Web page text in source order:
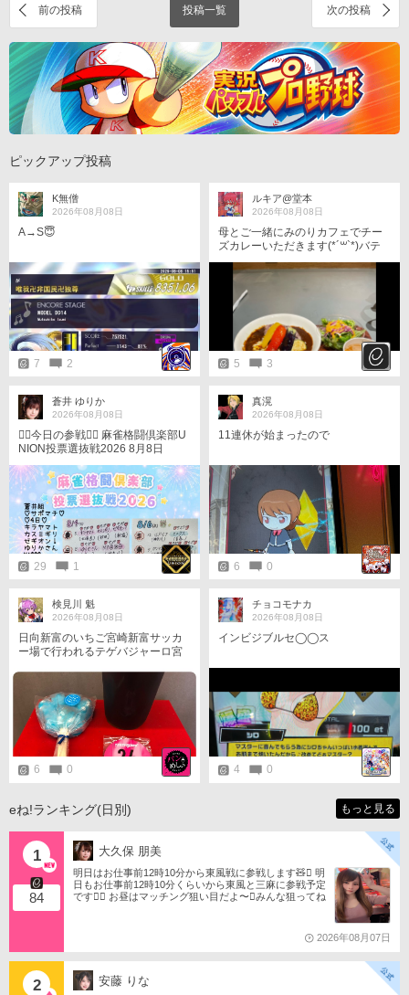
前の投稿 投稿一覧 次の投稿
ピックアップ投稿
K無僧
2026年08月08日
A→S😇
7 2
ルキア@堂本
2026年08月08日
母とご一緒にみのりカフェでチー
ズカレーいただきます(*´꒳`*)バテ
5 3
蒼井 ゆりか
2026年08月08日
★󾭨︎今日の参戦󾭨︎★ 麻雀格闘倶楽部U
NION投票選抜戦2026 8月8日
（土）󾠋️17時〜東風󾠋️17時30〜三麻
★󾭨︎★󾭨︎★󾭨︎★󾭨︎★󾭨︎★ 8/4-8/7の対戦マッ
チング記録、ﾒｯｾｰｼﾞ付き画像をお
届けします󾠤 4日間で24名のサポさ
んとマッチングで会えました🥳
󾔗󾔗󾔗 ★󾭨︎★󾭨︎★󾭨︎★󾭨︎★󾭨︎★ 蒼井組 ♡サポ
マチ♡ ♡4日♡ キラヤマト カスミ
ギリ ゼギオン！ ゆりかさん MA@
@@ ニャニオー ルーシー ♡5日♡
ンド エニクス セニドクロ シンジ
♡6日♡ エニクス 1969N フェイト
っくま TERRY ミツ レイ KAZU
★󾭨︎★󾭨︎★󾭨︎★󾭨︎★󾭨︎★ サポーターさんに
(∩ˊ꒳ ˋ∩)･*Thank you.✿.*･ﾟ
29 1
真滉
2026年08月08日
11連休が始まったので
6 0
検見川 魁
2026年08月08日
日向新富のいちご宮崎新富サッカ
ー場で行われるテゲバジャーロ宮
グ以前からお世話になった猫の手
形のアイスとイシケンカフェのア
イスコーヒーで腹ごしらえです。
イシケンカフェは今期からLサイズ
のコーヒーが出ましたね、アイス
は今年も相手チームのカラーを食
べていきます。 下の画像で問題文
にはジュビロ磐田と書いてます
に移籍している、おそらく今日の
試合にも出場すると思うので横浜F
C問と見なして乗せることにしま
した。
6 0
チョコモナカ
2026年08月08日
インビジブルセ◯◯ス
4 0
eね!ランキング(日別) もっと見る
1
84
大久保 朋美
明日はお仕事前12時10分から東風戦に参戦します🧸󾬏 明
日もお仕事前12時10分くらいから東風と三麻に参戦予定
です󾠔󾭠 お昼はマッチング狙い目だよ〜󾍘みんな狙ってね
2026年08月07日
2 安藤 りな